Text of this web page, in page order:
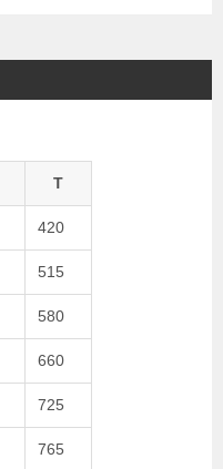
T
420
515
580
660
725
765